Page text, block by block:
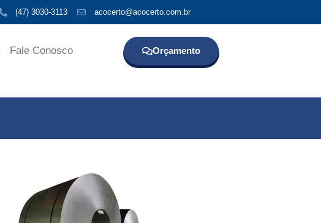
(47) 3030-3113 acocerto@acocerto.com.br
Fale Conosco Orçamento